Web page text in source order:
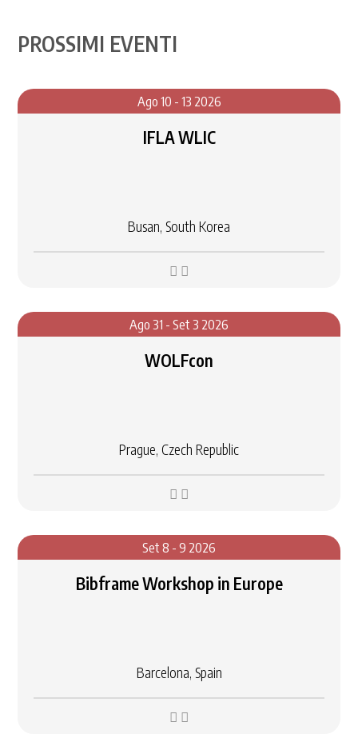
PROSSIMI EVENTI
Ago 10 - 13 2026
​IFLA WLIC
Busan, South Korea
Ago 31 - Set 3 2026
​WOLFcon
Prague, Czech Republic
Set 8 - 9 2026
Bibframe Workshop in Europe
Barcelona, Spain